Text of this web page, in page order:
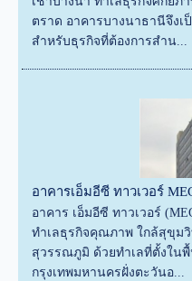
ตราด อาคารบางนาธานีจึงเ
สำหรับธุรกิจที่ต้องการสำน...
อาคารเอ็มอีซี ทาวเวอร์
อาคาร เอ็มอีซี ทาวเวอร์
ทำเลธุรกิจคุณภาพ ใกล้สุขุม
สุวรรณภูมิ ด้วยทำเลที่ตั้งใน
กรุงเทพมหานครฝั่งตะวันอ...